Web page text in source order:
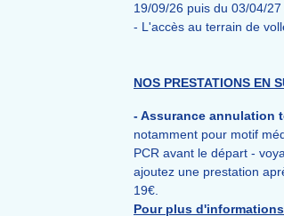
19/09/26 puis du 03/04/
- L'accès au terrain de
NOS PRESTATIONS EN
- Assurance annulation
notamment pour motif
PCR avant le départ -
ajoutez une prestation
19€.
Pour plus